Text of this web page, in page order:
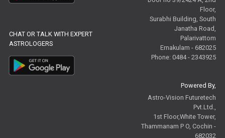
CHAT OR TALK WITH EXPERT
ASTROLOGERS
Floor,
Surabhi Building, South
Janatha Road,
Palarivattom
Ernakulam - 682025
Phone: 0484 - 2343925
Powered By,
Astro-Vision Futuretech
Pvt.Ltd.,
1st Floor,White Tower,
Thammanam P O, Cochin -
682032